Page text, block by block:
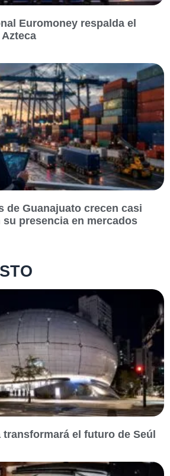
Euromoney respalda el
de Guanajuato crecen casi
su presencia en mercados
transformará el futuro de Seúl